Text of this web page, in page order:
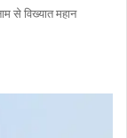
से विख्यात महान